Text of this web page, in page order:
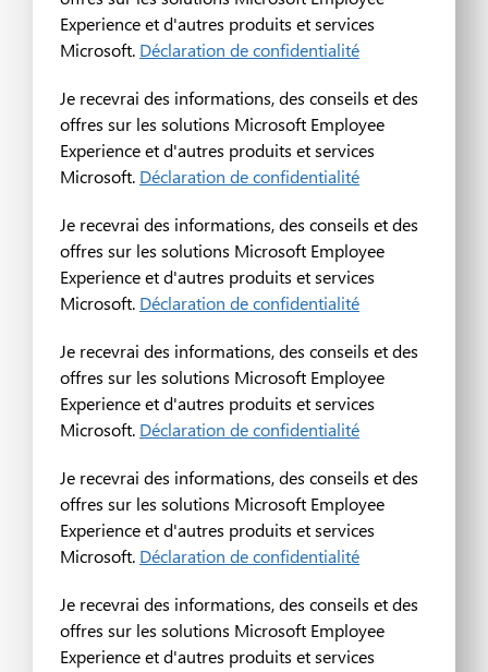
Experience et d'autres produits et services
Microsoft. Déclaration de confidentialité
Je recevrai des informations, des conseils et des
offres sur les solutions Microsoft Employee
Experience et d'autres produits et services
Microsoft. Déclaration de confidentialité
Je recevrai des informations, des conseils et des
offres sur les solutions Microsoft Employee
Experience et d'autres produits et services
Microsoft. Déclaration de confidentialité
Je recevrai des informations, des conseils et des
offres sur les solutions Microsoft Employee
Experience et d'autres produits et services
Microsoft. Déclaration de confidentialité
Je recevrai des informations, des conseils et des
offres sur les solutions Microsoft Employee
Experience et d'autres produits et services
Microsoft. Déclaration de confidentialité
Je recevrai des informations, des conseils et des
offres sur les solutions Microsoft Employee
Experience et d'autres produits et services